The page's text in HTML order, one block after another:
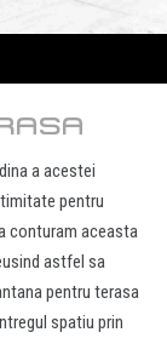
a acestei
pentru
conturam aceasta
astfel sa
pentru terasa
spatiu prin